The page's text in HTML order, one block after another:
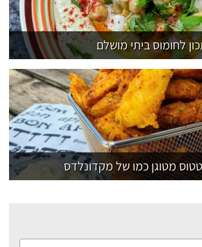
לחומוס ביתי מושלם
מטוגן כמו של מקדונלדס